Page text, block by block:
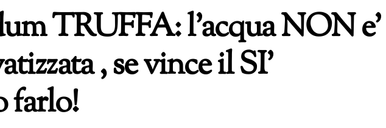
TRUFFA: l’acqua NON e’
, se vince il SI’
farlo!